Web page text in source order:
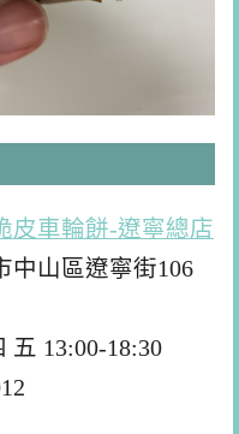
皮車輪餅-遼寧總店
中山區遼寧街106
五 13:00-18:30